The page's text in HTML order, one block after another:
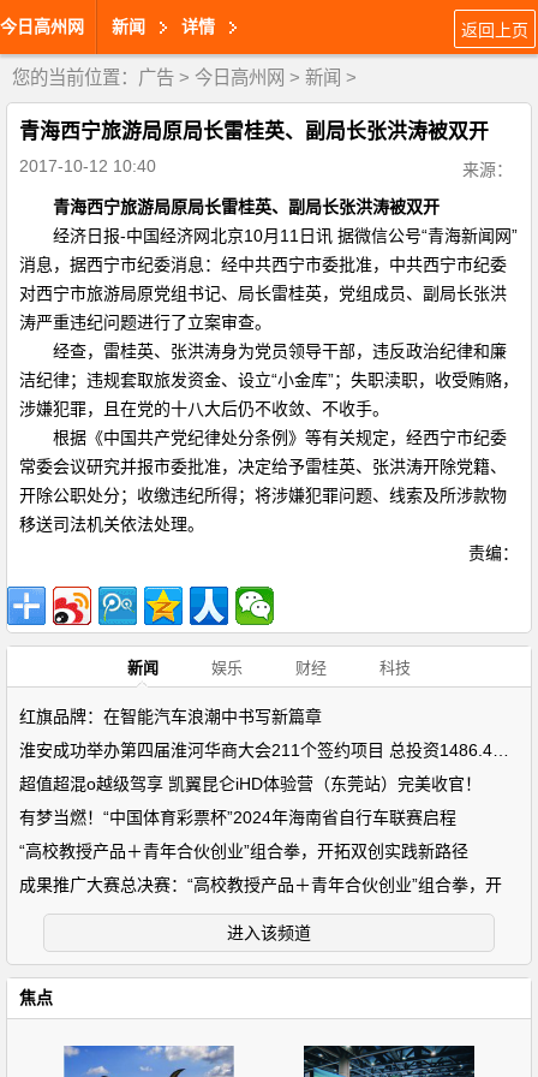
今日高州网 新闻 详情 返回上页
您的当前位置： 广告 > 今日高州网 > 新闻 >
青海西宁旅游局原局长雷桂英、副局长张洪涛被双开
2017-10-12 10:40
来源：
青海西宁旅游局原局长雷桂英、副局长张洪涛被双开
经济日报-中国经济网北京10月11日讯 据微信公号“青海新闻网”
消息，据西宁市纪委消息：经中共西宁市委批准，中共西宁市纪委
对西宁市旅游局原党组书记、局长雷桂英，党组成员、副局长张洪
涛严重违纪问题进行了立案审查。
经查，雷桂英、张洪涛身为党员领导干部，违反政治纪律和廉
洁纪律；违规套取旅发资金、设立“小金库”；失职渎职，收受贿赂，
涉嫌犯罪，且在党的十八大后仍不收敛、不收手。
根据《中国共产党纪律处分条例》等有关规定，经西宁市纪委
常委会议研究并报市委批准，决定给予雷桂英、张洪涛开除党籍、
开除公职处分；收缴违纪所得；将涉嫌犯罪问题、线索及所涉款物
移送司法机关依法处理。
责编：
新闻 娱乐 财经 科技
红旗品牌：在智能汽车浪潮中书写新篇章
超值超混o越级驾享 凯翼昆仑iHD体验营（东莞站）完美收官！
有梦当燃！“中国体育彩票杯”2024年海南省自行车联赛启程
“高校教授产品＋青年合伙创业”组合拳，开拓双创实践新路径
成果推广大赛总决赛：“高校教授产品＋青年合伙创业”组合拳，开
进入该频道
焦点